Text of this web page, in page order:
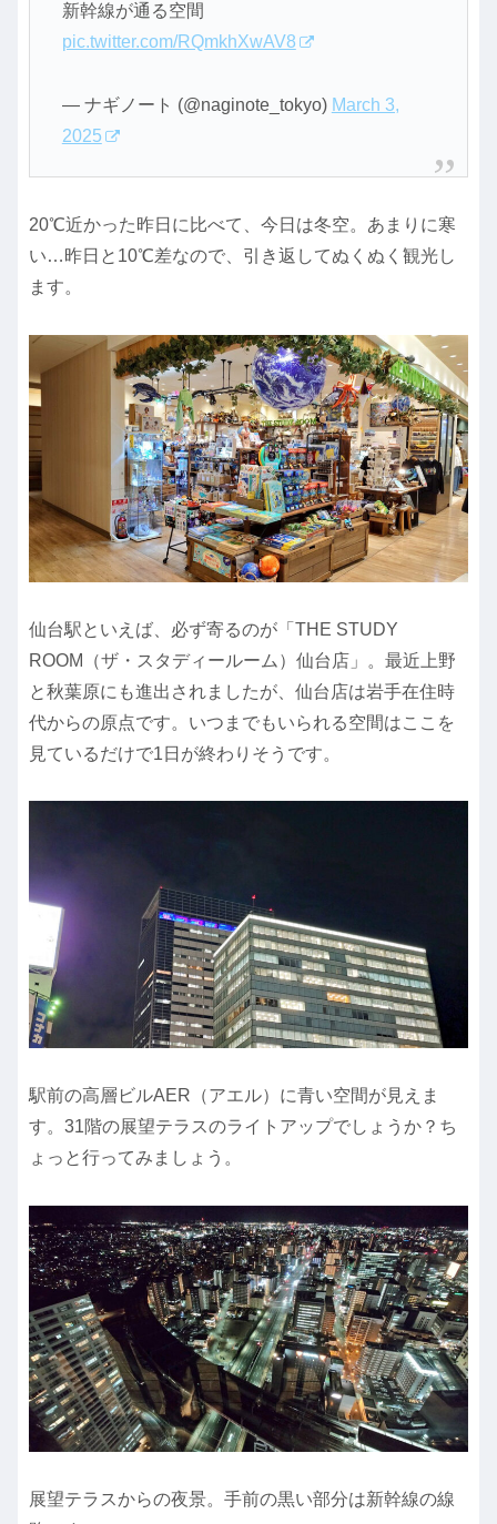
新幹線が通る空間
pic.twitter.com/RQmkhXwAV8
— ナギノート (@naginote_tokyo) March 3,
2025
20℃近かった昨日に比べて、今日は冬空。あまりに寒
い…昨日と10℃差なので、引き返してぬくぬく観光し
ます。
仙台駅といえば、必ず寄るのが「THE STUDY
ROOM（ザ・スタディールーム）仙台店」。最近上野
と秋葉原にも進出されましたが、仙台店は岩手在住時
代からの原点です。いつまでもいられる空間はここを
見ているだけで1日が終わりそうです。
駅前の高層ビルAER（アエル）に青い空間が見えま
す。31階の展望テラスのライトアップでしょうか？ち
ょっと行ってみましょう。
展望テラスからの夜景。手前の黒い部分は新幹線の線